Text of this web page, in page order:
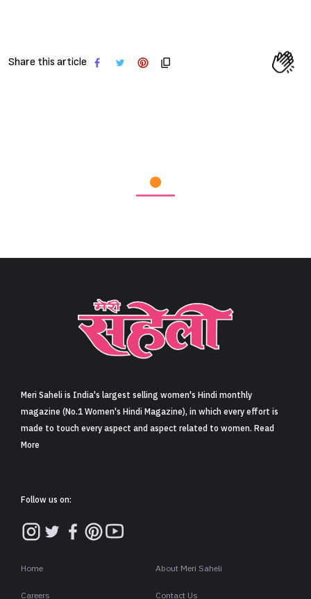
Share this article
Meri Saheli is India's largest selling women's Hindi monthly
magazine (No.1 Women's Hindi Magazine), in which every effort is
made to touch every aspect and aspect related to women. Read
More
Follow us on:
Home About Meri Saheli
Careers Contact Us